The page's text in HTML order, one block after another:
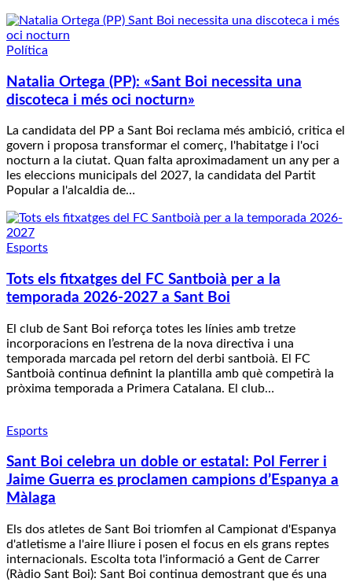
Política
Natalia Ortega (PP): «Sant Boi necessita una
discoteca i més oci nocturn»
La candidata del PP a Sant Boi reclama més ambició, critica el
govern i proposa transformar el comerç, l'habitatge i l'oci
nocturn a la ciutat. Quan falta aproximadament un any per a
les eleccions municipals del 2027, la candidata del Partit
Popular a l'alcaldia de…
Esports
Tots els fitxatges del FC Santboià per a la
temporada 2026-2027 a Sant Boi
El club de Sant Boi reforça totes les línies amb tretze
incorporacions en l’estrena de la nova directiva i una
temporada marcada pel retorn del derbi santboià. El FC
Santboià continua definint la plantilla amb què competirà la
pròxima temporada a Primera Catalana. El club…
Esports
Sant Boi celebra un doble or estatal: Pol Ferrer i
Jaime Guerra es proclamen campions d’Espanya a
Màlaga
Els dos atletes de Sant Boi triomfen al Campionat d'Espanya
d'atletisme a l'aire lliure i posen el focus en els grans reptes
internacionals. Escolta tota l'informació a Gent de Carrer
(Ràdio Sant Boi): Sant Boi continua demostrant que és una